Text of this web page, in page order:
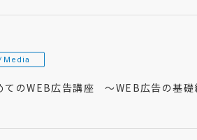
Media
てのWEB広告講座 〜WEB広告の基礎